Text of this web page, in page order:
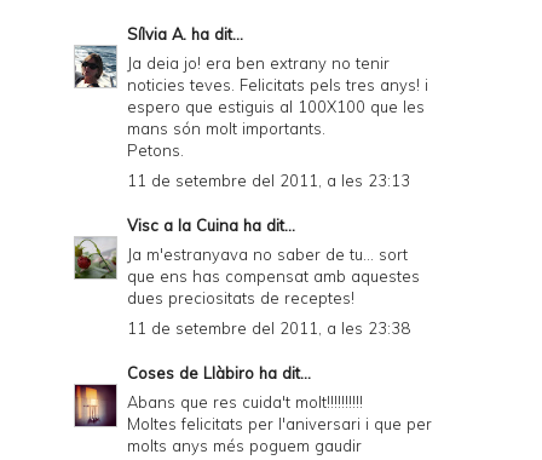
Sílvia A. ha dit...
Ja deia jo! era ben extrany no tenir
noticies teves. Felicitats pels tres anys! i
espero que estiguis al 100X100 que les
mans són molt importants.
Petons.
11 de setembre del 2011, a les 23:13
Visc a la Cuina ha dit...
Ja m'estranyava no saber de tu... sort
que ens has compensat amb aquestes
dues preciositats de receptes!
11 de setembre del 2011, a les 23:38
Coses de Llàbiro ha dit...
Abans que res cuida't molt!!!!!!!!!!
Moltes felicitats per l'aniversari i que per
molts anys més poguem gaudir